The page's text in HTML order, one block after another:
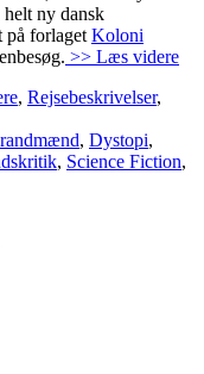
ny dansk
på forlaget Koloni
>> Læs videre
, Rejsebeskrivelser,
, Dystopi,
, Science Fiction,